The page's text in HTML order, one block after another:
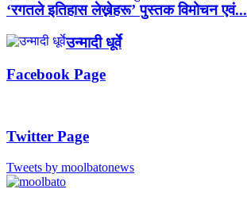
‘रगतले इतिहास लेख्नेहरू’ पुस्तक विमोचन एवं...
उन्मादी धूर्वे
Facebook Page
Twitter Page
Tweets by moolbatonews